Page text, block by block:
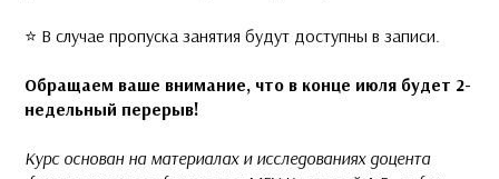
⭐️ В случае пропуска занятия будут доступны в записи.
Обращаем ваше внимание, что в конце июля будет 2-
недельный перерыв!
Курс основан на материалах и исследованиях доцента